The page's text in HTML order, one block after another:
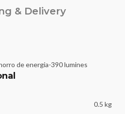
& Delivery
de energia-390 lumines
0.5 kg